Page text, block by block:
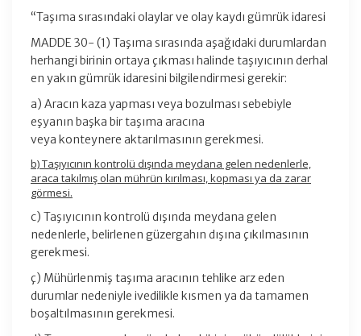
“Taşıma sırasındaki olaylar ve olay kaydı gümrük idaresi
MADDE 30- (1) Taşıma sırasında aşağıdaki durumlardan
herhangi birinin ortaya çıkması halinde taşıyıcının derhal
en yakın gümrük idaresini bilgilendirmesi gerekir:
a) Aracın kaza yapması veya bozulması sebebiyle
eşyanın başka bir taşıma aracına
veya konteynere aktarılmasının gerekmesi.
b) Taşıyıcının kontrolü dışında meydana gelen nedenlerle,
araca takılmış olan mührün kırılması, kopması ya da zarar
görmesi.
c) Taşıyıcının kontrolü dışında meydana gelen
nedenlerle, belirlenen güzergahın dışına çıkılmasının
gerekmesi.
ç) Mühürlenmiş taşıma aracının tehlike arz eden
durumlar nedeniyle ivedilikle kısmen ya da tamamen
boşaltılmasının gerekmesi.